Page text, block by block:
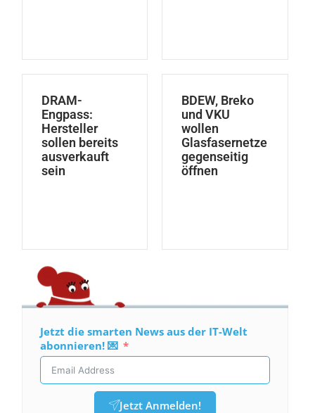
DRAM-
Engpass:
Hersteller
sollen bereits
ausverkauft
sein
BDEW, Breko
und VKU
wollen
Glasfasernetze
gegenseitig
öffnen
Jetzt die smarten News aus der IT-Welt
abonnieren! 💌
Jetzt Anmelden!